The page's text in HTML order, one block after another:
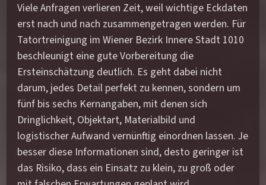
Viele Anfragen verlieren Zeit, weil wichtige Eckdaten
erst nach und nach zusammengetragen werden. Für
Tatortreinigung im Wiener Bezirk Innere Stadt 1010
beschleunigt eine gute Vorbereitung die
Ersteinschätzung deutlich. Es geht dabei nicht
darum, jedes Detail perfekt zu kennen, sondern um
fünf bis sechs Kernangaben, mit denen sich
Dringlichkeit, Objektart, Materialbild und
logistischer Aufwand vernünftig einordnen lassen. Je
besser diese Informationen sind, desto geringer ist
das Risiko, dass ein Einsatz zu klein, zu groß oder